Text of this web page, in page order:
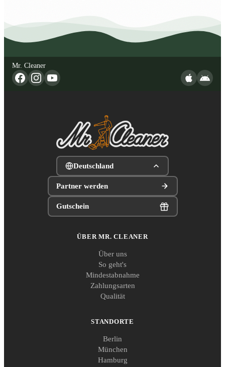
Mr. Cleaner
Deutschland
Partner werden
Gutschein
ÜBER MR. CLEANER
Über uns
So geht's
Mindestabnahme
Zahlungsarten
Qualität
STANDORTE
Berlin
München
Hamburg